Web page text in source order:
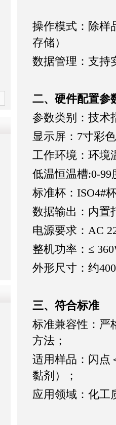
操作模式‌：除样
存储）
数据管理‌：支持
二、硬件配置参
‌参数类别‌ ： 技术
‌显示屏 ： 7寸彩
‌工作环境： 环境
低温恒温槽:0-
标准杯：ISO4#
‌数据输出 ： 内置
‌电源要求 ： AC
‌整机功率 ： ≤
‌外形尺寸 ： 约
三、符合标准
标准兼容性‌：严
方法；
适用样品‌：闪点
黏剂）；
应用领域‌：化工